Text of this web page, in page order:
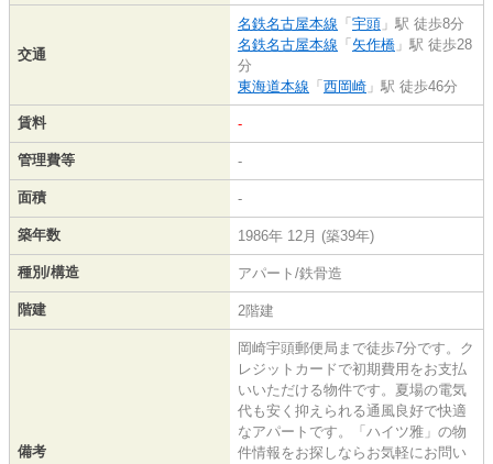
交通
名鉄名古屋本線 「 宇頭 」駅 徒歩8分
名鉄名古屋本線 「 矢作橋 」駅 徒歩28
分
東海道本線 「 西岡崎 」駅 徒歩46分
賃料 -
管理費等 -
面積 -
築年数 1986年 12月 (築39年)
種別/構造 アパート/鉄骨造
階建 2階建
備考
岡崎宇頭郵便局まで徒歩7分です。ク
レジットカードで初期費用をお支払
いいただける物件です。夏場の電気
代も安く抑えられる通風良好で快適
なアパートです。「ハイツ雅」の物
件情報をお探しならお気軽にお問い